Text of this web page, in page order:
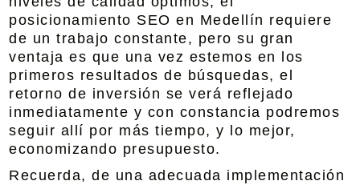
posicionamiento SEO en Medellín requiere
de un trabajo constante, pero su gran
ventaja es que una vez estemos en los
primeros resultados de búsquedas, el
retorno de inversión se verá reflejado
inmediatamente y con constancia podremos
seguir allí por más tiempo, y lo mejor,
economizando presupuesto.
Recuerda, de una adecuada implementación